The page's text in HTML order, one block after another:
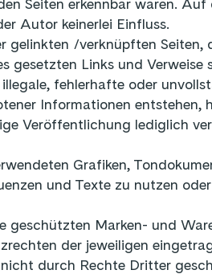
Seiten erkennbar waren.
Autor keinerlei Einfluss.
/verknüpften
gesetzten Links und
fehlerhafte oder
Informationen entstehen,
Veröffentlichung lediglich
Grafiken,
und Texte zu nutzen
Marken- und
der jeweiligen
durch Rechte Dritter